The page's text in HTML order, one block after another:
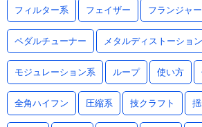
フィルター系 フェイザー フランジャー
ペダルチューナー メタルディストーション
モジュレーション系 ループ 使い方
全角ハイフン 圧縮系 技クラフト